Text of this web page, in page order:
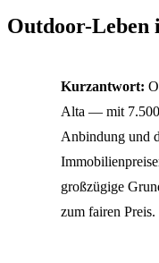
Outdoor-Leben
Kurzantwort:
Alta — mit 7.500
Anbindung und
großzügige
zum fairen Preis.